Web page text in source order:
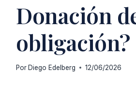
Donación
obligación?
Por Diego Edelberg 12/06/2026